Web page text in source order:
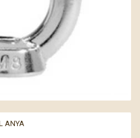
ANYA